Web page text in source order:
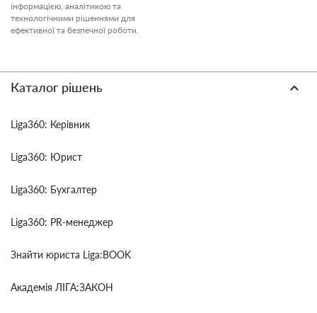
інформацією, аналітикою та
технологічними рішеннями для
ефективної та безпечної роботи.
Каталог рішень
Liga360: Керівник
Liga360: Юрист
Liga360: Бухгалтер
Liga360: PR-менеджер
Знайти юриста Liga:BOOK
Академія ЛІГА:ЗАКОН